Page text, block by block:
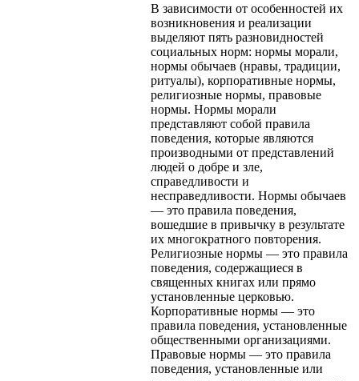
В зависимости от особенностей их
возникновения и реализации
выделяют пять разновидностей
социальных норм: нормы морали,
нормы обычаев (нравы, традиции,
ритуалы), корпоративные нормы,
религиозные нормы, правовые
нормы. Нормы морали
представляют собой правила
поведения, которые являются
производными от представлений
людей о добре и зле,
справедливости и
несправедливости. Нормы обычаев
— это правила поведения,
вошедшие в привычку в результате
их многократного повторения.
Религиозные нормы — это правила
поведения, содержащиеся в
священных книгах или прямо
установленные церковью.
Корпоративные нормы — это
правила поведения, установленные
общественными организациями.
Правовые нормы — это правила
поведения, установленные или